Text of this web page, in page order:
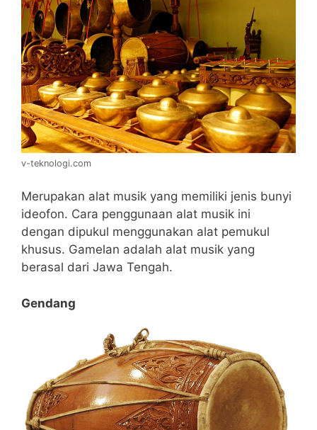
v-teknologi.com
Merupakan alat musik yang memiliki jenis bunyi
ideofon. Cara penggunaan alat musik ini
dengan dipukul menggunakan alat pemukul
khusus. Gamelan adalah alat musik yang
berasal dari Jawa Tengah.
Gendang